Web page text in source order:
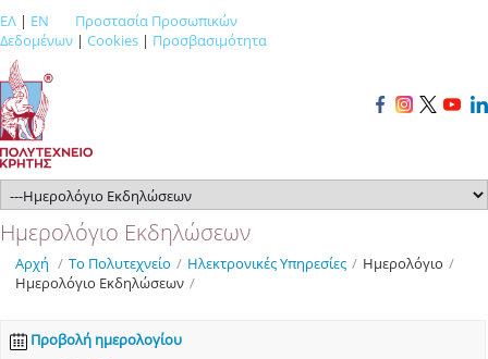
ΕΛ | EN
Προστασία Προσωπικών
Δεδομένων | Cookies | Προσβασιμότητα
Ημερολόγιο Εκδηλώσεων
Αρχή / Το Πολυτεχνείο / Ηλεκτρονικές Υπηρεσίες / Ημερολόγιο /
Ημερολόγιο Εκδηλώσεων /
Προβολή ημερολογίου